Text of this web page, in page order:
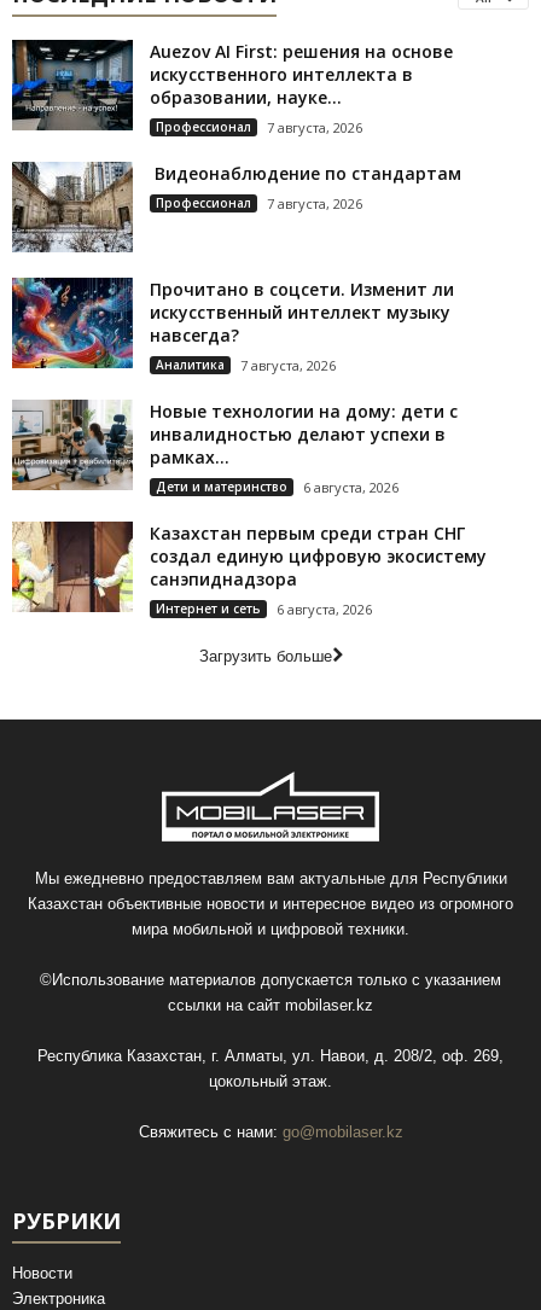
Auezov AI First: решения на основе
искусственного интеллекта в
образовании, науке...
Профессионал 7 августа, 2026
Видеонаблюдение по стандартам
Профессионал 7 августа, 2026
Прочитано в соцсети. Изменит ли
искусственный интеллект музыку
навсегда?
Аналитика 7 августа, 2026
Новые технологии на дому: дети с
инвалидностью делают успехи в
рамках...
Дети и материнство 6 августа, 2026
Казахстан первым среди стран СНГ
создал единую цифровую экосистему
санэпиднадзора
Интернет и сеть 6 августа, 2026
Загрузить больше
Мы ежедневно предоставляем вам актуальные для Республики
Казахстан объективные новости и интересное видео из огромного
мира мобильной и цифровой техники.
©Использование материалов допускается только с указанием
ссылки на сайт mobilaser.kz
Республика Казахстан, г. Алматы, ул. Навои, д. 208/2, оф. 269,
цокольный этаж.
Свяжитесь с нами: go@mobilaser.kz
РУБРИКИ
Новости
Электроника